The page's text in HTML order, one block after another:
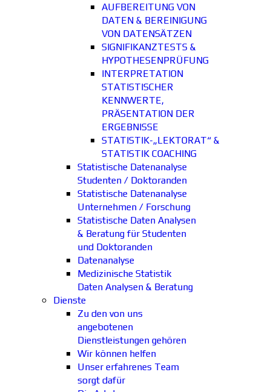
AUFBEREITUNG VON
DATEN & BEREINIGUNG
VON DATENSÄTZEN
SIGNIFIKANZTESTS &
HYPOTHESENPRÜFUNG
INTERPRETATION
STATISTISCHER
KENNWERTE,
PRÄSENTATION DER
ERGEBNISSE
STATISTIK-„LEKTORAT“ &
STATISTIK COACHING
Statistische Datenanalyse
Studenten / Doktoranden
Statistische Datenanalyse
Unternehmen / Forschung
Statistische Daten Analysen
& Beratung für Studenten
und Doktoranden
Datenanalyse
Medizinische Statistik
Daten Analysen & Beratung
Dienste
Zu den von uns
angebotenen
Dienstleistungen gehören
Wir können helfen
Unser erfahrenes Team
sorgt dafür